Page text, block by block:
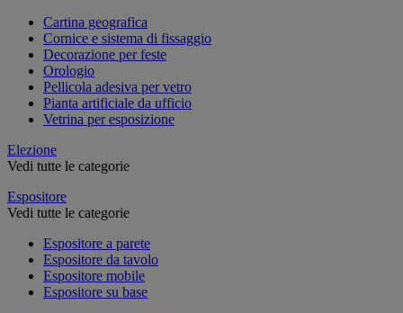
Cartina geografica
Cornice e sistema di fissaggio
Decorazione per feste
Orologio
Pellicola adesiva per vetro
Pianta artificiale da ufficio
Vetrina per esposizione
Elezione
Vedi tutte le categorie
Espositore
Vedi tutte le categorie
Espositore a parete
Espositore da tavolo
Espositore mobile
Espositore su base